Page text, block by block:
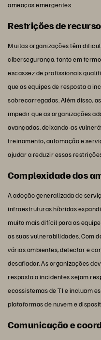
ameaças emergentes.
Restrições de
Muitas organizações têm
cibersegurança, tanto em
escassez de profissionais
que as equipes de resposta a
sobrecarregadas. Além disso,
impedir que as organizações
avançadas, deixando-as
treinamento, automação e
ajudar a reduzir essas
Complexidade dos
A adoção generalizada de
infraestruturas híbridas
muito mais difícil para as
as suas vulnerabilidades. Com
vários ambientes, detectar e
desafiador. As organizações
resposta a incidentes sejam
ecossistemas de TI e incluam
plataformas de nuvem e
Comunicação e